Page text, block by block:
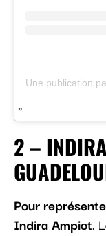
Une publication
2 –
Pour
Indira Ampiot.